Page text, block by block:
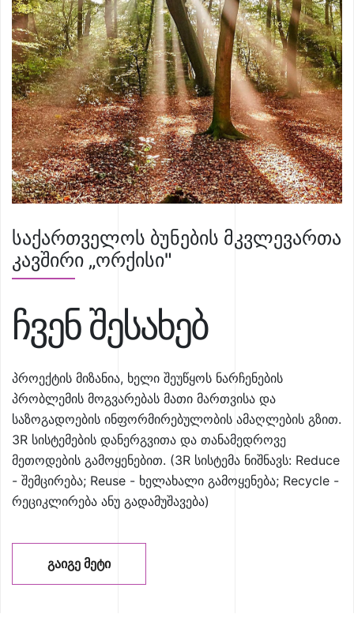
საქართველოს ბუნების მკვლევართა
კავშირი „ორქისი"
ჩვენ შესახებ
პროექტის მიზანია, ხელი შეუწყოს ნარჩენების
პრობლემის მოგვარებას მათი მართვისა და
საზოგადოების ინფორმირებულობის ამაღლების გზით.
3R სისტემების დანერგვითა და თანამედროვე
მეთოდების გამოყენებით. (3R სისტემა ნიშნავს: Reduce
- შემცირება; Reuse - ხელახალი გამოყენება; Recycle -
რეციკლირება ანუ გადამუშავება)
ᲒᲐᲘᲒᲔ ᲛᲔᲢᲘ